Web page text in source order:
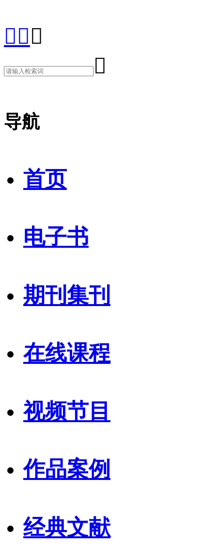


导航
首页
电子书
期刊集刊
在线课程
视频节目
作品案例
经典文献